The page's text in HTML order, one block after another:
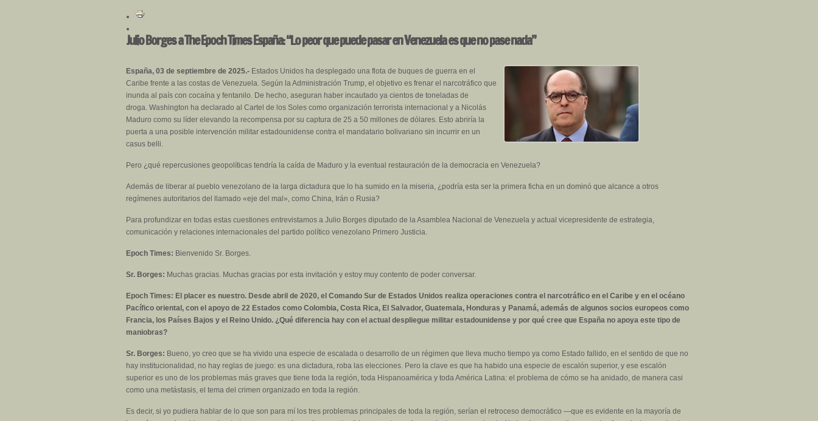
Julio Borges a The Epoch Times España: “Lo peor que puede pasar en Venezuela es que no pase nada”
España, 03 de septiembre de 2025.- Estados Unidos ha desplegado una flota de buques de guerra en el
Caribe frente a las costas de Venezuela. Según la Administración Trump, el objetivo es frenar el narcotráfico que
inunda al país con cocaína y fentanilo. De hecho, aseguran haber incautado ya cientos de toneladas de
droga. Washington ha declarado al Cartel de los Soles como organización terrorista internacional y a Nicolás
Maduro como su líder elevando la recompensa por su captura de 25 a 50 millones de dólares. Esto abriría la
puerta a una posible intervención militar estadounidense contra el mandatario bolivariano sin incurrir en un
casus belli.
Pero ¿qué repercusiones geopolíticas tendría la caída de Maduro y la eventual restauración de la democracia en Venezuela?
Además de liberar al pueblo venezolano de la larga dictadura que lo ha sumido en la miseria, ¿podría esta ser la primera ficha en un dominó que alcance a otros
regímenes autoritarios del llamado «eje del mal», como China, Irán o Rusia?
Para profundizar en todas estas cuestiones entrevistamos a Julio Borges diputado de la Asamblea Nacional de Venezuela y actual vicepresidente de estrategia,
comunicación y relaciones internacionales del partido político venezolano Primero Justicia.
Epoch Times: Bienvenido Sr. Borges.
Sr. Borges: Muchas gracias. Muchas gracias por esta invitación y estoy muy contento de poder conversar.
Epoch Times: El placer es nuestro. Desde abril de 2020, el Comando Sur de Estados Unidos realiza operaciones contra el narcotráfico en el Caribe y en el océano
Pacífico oriental, con el apoyo de 22 Estados como Colombia, Costa Rica, El Salvador, Guatemala, Honduras y Panamá, además de algunos socios europeos como
Francia, los Países Bajos y el Reino Unido. ¿Qué diferencia hay con el actual despliegue militar estadounidense y por qué cree que España no apoya este tipo de
maniobras?
Sr. Borges: Bueno, yo creo que se ha vivido una especie de escalada o desarrollo de un régimen que lleva mucho tiempo ya como Estado fallido, en el sentido de que no
hay institucionalidad, no hay reglas de juego: es una dictadura, roba las elecciones. Pero la clave es que ha habido una especie de escalón superior, y ese escalón
superior es uno de los problemas más graves que tiene toda la región, toda Hispanoamérica y toda América Latina: el problema de cómo se ha anidado, de manera casi
como una metástasis, el tema del crimen organizado en toda la región.
Es decir, si yo pudiera hablar de lo que son para mí los tres problemas principales de toda la región, serían el retroceso democrático —que es evidente en la mayoría de